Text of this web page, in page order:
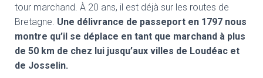
tour marchand. À 20 ans, il est déjà sur les routes de
Bretagne. Une délivrance de passeport en 1797 nous
montre qu’il se déplace en tant que marchand à plus
de 50 km de chez lui jusqu’aux villes de Loudéac et
de Josselin.